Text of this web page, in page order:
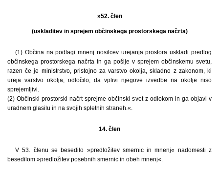
»52. člen
(uskladitev in sprejem občinskega prostorskega načrta)
(1) Občina na podlagi mnenj nosilcev urejanja prostora uskladi predlog
občinskega prostorskega načrta in ga pošlje v sprejem občinskemu svetu,
razen če je ministrstvo, pristojno za varstvo okolja, skladno z zakonom, ki
ureja varstvo okolja, odločilo, da vplivi njegove izvedbe na okolje niso
sprejemljivi.
(2) Občinski prostorski načrt sprejme občinski svet z odlokom in ga objavi v
uradnem glasilu in na svojih spletnih straneh.«.
14. člen
V 53. členu se besedilo »predložitev smernic in mnenj« nadomesti z
besedilom »predložitev posebnih smernic in obeh mnenj«.